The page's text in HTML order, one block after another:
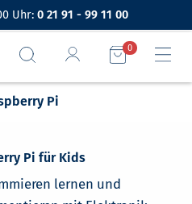
Uhr: 0 21 91 - 99 11 00
0
Pi
Pi für Kids
lernen und